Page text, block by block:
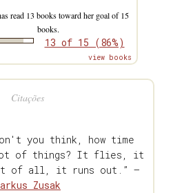
read 13 books toward her goal of 15
books.
13 of 15 (86%)
view books
Citações
you think, how time
lot of things? It flies, it
of all, it runs out.” —
Zusak